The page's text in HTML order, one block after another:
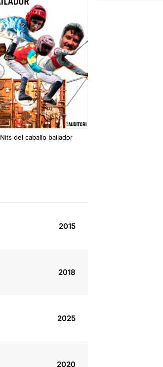
Nits del caballo bailador
2015
2018
2025
2020